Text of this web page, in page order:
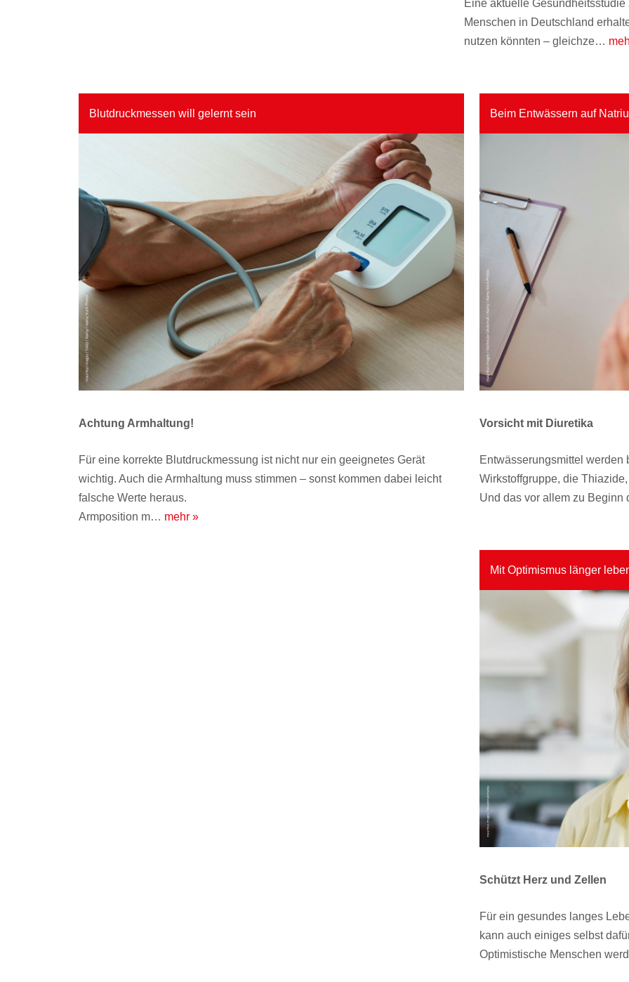
Eine aktuelle
Menschen in Deutschland
nutzen könnten – gleichze…
Beim Entwässern auf
Vorsicht mit Diuretika
Entwässerungsmittel
Wirkstoffgruppe, die
Und das vor allem zu
Blutdruckmessen will gelernt sein
Achtung Armhaltung!
Für eine korrekte Blutdruckmessung ist nicht nur ein geeignetes Gerät
wichtig. Auch die Armhaltung muss stimmen – sonst kommen dabei leicht
falsche Werte heraus.
Armposition m… mehr »
Mit Optimismus länger
Schützt Herz und Zellen
Für ein gesundes langes
kann auch einiges selbst
Optimistische Menschen